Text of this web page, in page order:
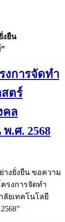
งยืน
งการจัดทำ
ตร์
คล
.ศ. 2568
งยั่งยืน ขอความ
รงการจัดทำ
ลัยเทคโนโลยี